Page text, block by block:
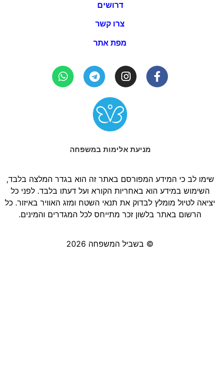
דרושים
צרו קשר
מפת אתר
מניעת אלימות במשפחה
שימו לב כי המידע המפורסם באתר זה הוא בגדר המלצה בלבד,
השימוש במידע הוא באחריות הקורא ועל דעתו בלבד. לפני כל
יציאה לטיול מומלץ לבדוק את תנאי השטח ומזג האוויר באיזור. כל
הרשום באתר בלשון זכר מתייחס לכל המגדרים והמינים.
© בשביל המשפחה 2026